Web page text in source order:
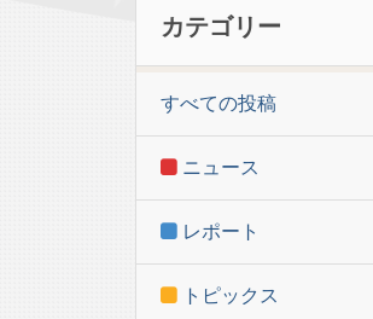
カテゴリー
すべての投稿
ニュース
レポート
トピックス